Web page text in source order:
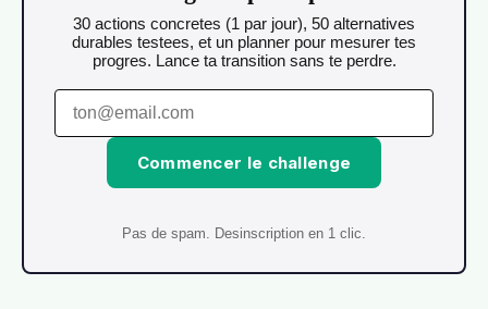
30 actions concretes (1 par jour), 50 alternatives
durables testees, et un planner pour mesurer tes
progres. Lance ta transition sans te perdre.
Commencer le challenge
Pas de spam. Desinscription en 1 clic.